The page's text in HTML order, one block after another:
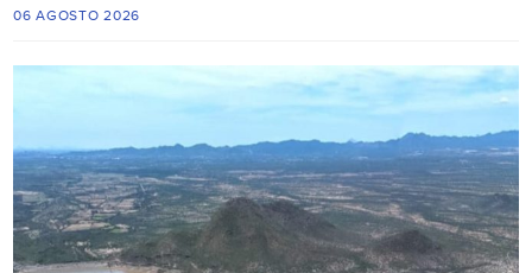
06 AGOSTO 2026